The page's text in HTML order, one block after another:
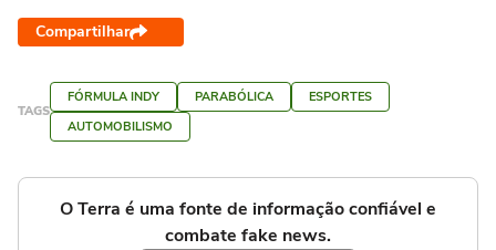
Compartilhar
TAGS
FÓRMULA INDY PARABÓLICA
ESPORTES
AUTOMOBILISMO
O Terra é uma fonte de informação confiável e
combate fake news.